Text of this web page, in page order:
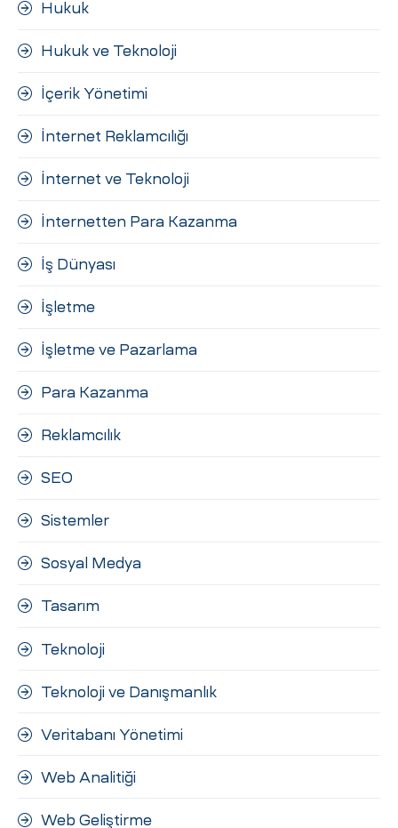
Hukuk
Hukuk ve Teknoloji
İçerik Yönetimi
İnternet Reklamcılığı
İnternet ve Teknoloji
İnternetten Para Kazanma
İş Dünyası
İşletme
İşletme ve Pazarlama
Para Kazanma
Reklamcılık
SEO
Sistemler
Sosyal Medya
Tasarım
Teknoloji
Teknoloji ve Danışmanlık
Veritabanı Yönetimi
Web Analitiği
Web Geliştirme